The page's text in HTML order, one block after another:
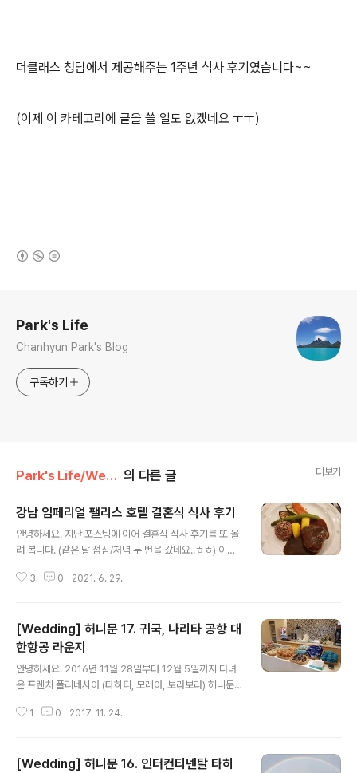
더클래스 청담에서 제공해주는 1주년 식사 후기였습니다~~
(이제 이 카테고리에 글을 쓸 일도 없겠네요 ㅜㅜ)
Park's Life
Chanhyun Park's Blog
구독하기
Park's Life/Wedding 의 다른 글 더보기
강남 임페리얼 팰리스 호텔 결혼식 식사 후기
안녕하세요. 지난 포스팅에 이어 결혼식 식사 후기를 또 올
려 봅니다. (같은 날 점심/저녁 두 번을 갔네요..ㅎㅎ) 이번
니다. 임피리얼팰리스 서울 서울 강남구 언주로 640 htt
습니다. 스테이크 코스구요. 전식, 샐러드, 스프, 메인, 디저
트로 구성되어 있습니다. 연어 샐러드 입니다. 연어와 샐러
드 모두 적당하고, 드레싱 역시 과하지 않았습니다. 식욕을
돋구기엔 딱 좋은 메뉴 같습니다. 스프는 양송이 스프 입니
다. 버섯 향이 확 나서 맛있었습니다. 사진엔 없지만 빵이
같이 나왔는데, 빵도 맛있게 잘 먹었어요. 그냥 먹어도..
3 0 2021. 6. 29.
[Wedding] 허니문 17. 귀국, 나리타 공항 대
한항공 라운지
안녕하세요. 2016년 11월 28일부터 12월 5일까지 다녀
온 프렌치 폴리네시아 (타히티, 모레아, 보라보라) 허니문
아가야하는 날이 되었습니다...ㅜㅜ 아침 7시 비행기라 새
공항 가는 버스를 타기 전 간단하게 요기를 하였습니다. 마
1 0 2017. 11. 24.
[Wedding] 허니문 16. 인터컨티넨탈 타히